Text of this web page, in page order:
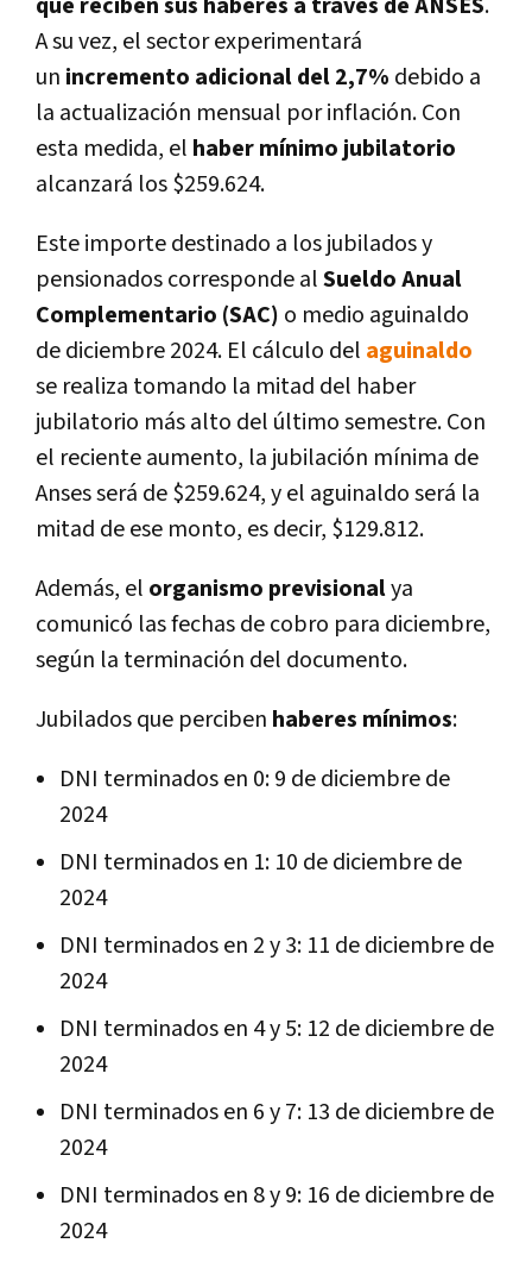
A su vez, el sector experimentará
un incremento adicional del 2,7% debido a
la actualización mensual por inflación. Con
esta medida, el haber mínimo jubilatorio
alcanzará los $259.624.
Este importe destinado a los jubilados y
pensionados corresponde alSueldo Anual
Complementario (SAC) o medio aguinaldo
de diciembre 2024. El cálculo del aguinaldo
se realiza tomando la mitad del haber
jubilatorio más alto del último semestre. Con
el reciente aumento, la jubilación mínima de
Anses será de $259.624, y el aguinaldo será la
mitad de ese monto, es decir, $129.812.
Además, el organismo previsionalya
comunicó las fechas de cobro para diciembre,
según la terminación del documento.
Jubilados que perciben haberes mínimos:
DNI terminados en 0: 9 de diciembre de
2024
DNI terminados en 1: 10 de diciembre de
2024
DNI terminados en 2 y 3: 11 de diciembre de
2024
DNI terminados en 4 y 5: 12 de diciembre de
2024
DNI terminados en 6 y 7: 13 de diciembre de
2024
DNI terminados en 8 y 9: 16 de diciembre de
2024